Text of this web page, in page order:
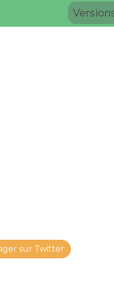
sur Twitter